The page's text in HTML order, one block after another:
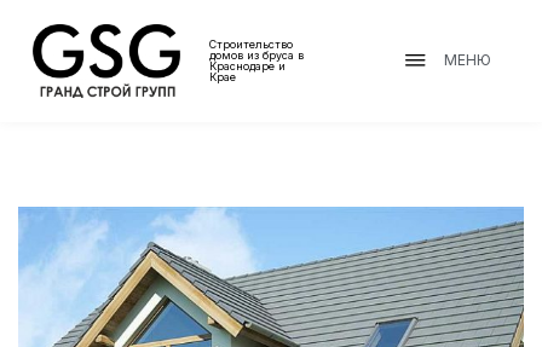
Строительство
домов из бруса в
Краснодаре и
Крае
МЕНЮ